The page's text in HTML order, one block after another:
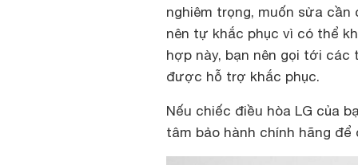
nghiêm trọng, muốn sửa
nên tự khắc phục vì có thể
hợp này, bạn nên gọi tới
được hỗ trợ khắc phục.
Nếu chiếc điều hòa LG của
tâm bảo hành chính hãng